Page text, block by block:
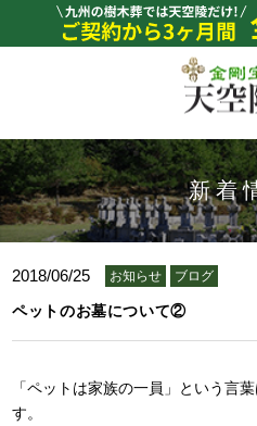
新着
2018/06/25 お知らせ ブログ
ペットのお墓について②
「ペットは家族の一員」という言
す。